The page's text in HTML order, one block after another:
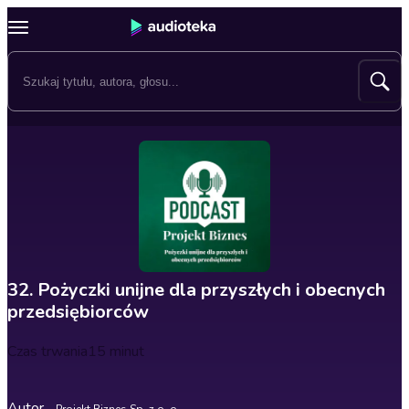
32. Pożyczki unijne dla przyszłych i obecnych
przedsiębiorców
Czas trwania15 minut